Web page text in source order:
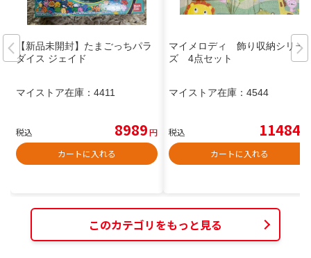
【新品未開封】たまごっちパラ
ダイス ジェイド
マイストア在庫： 4411
税込 8989円
カートに入れる
マイメロディ 飾り収納シリー
ズ 4点セット
マイストア在庫： 4544
税込 11484
カートに入れる
このカテゴリをもっと見る